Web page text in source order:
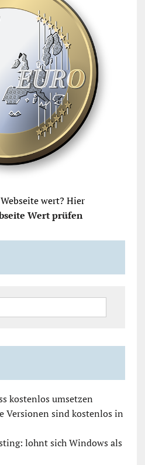
wert? Hier
Wert prüfen
kostenlos umsetzen
Versionen sind kostenlos in
lohnt sich Windows als